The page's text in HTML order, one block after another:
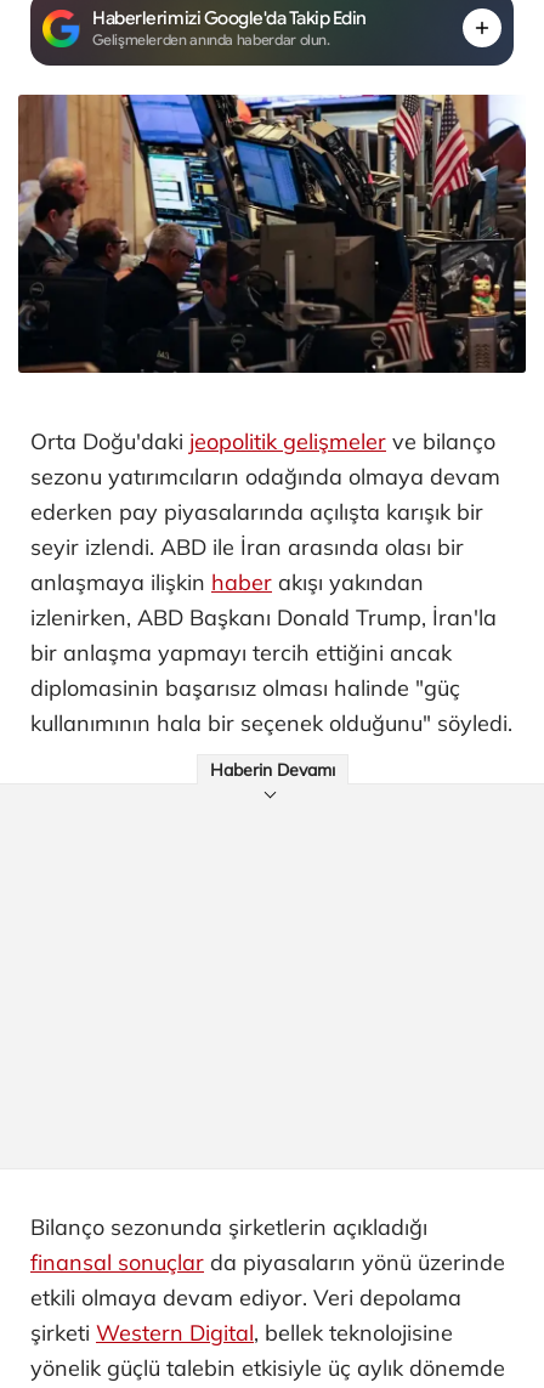
Haberlerimizi Google'da Takip Edin
Gelişmelerden anında haberdar olun.
Orta Doğu'daki jeopolitik gelişmeler ve bilanço
sezonu yatırımcıların odağında olmaya devam
ederken pay piyasalarında açılışta karışık bir
seyir izlendi. ABD ile İran arasında olası bir
anlaşmaya ilişkin haber akışı yakından
izlenirken, ABD Başkanı Donald Trump, İran'la
bir anlaşma yapmayı tercih ettiğini ancak
diplomasinin başarısız olması halinde "güç
kullanımının hala bir seçenek olduğunu" söyledi.
Haberin Devamı
Bilanço sezonunda şirketlerin açıkladığı
finansal sonuçlar da piyasaların yönü üzerinde
etkili olmaya devam ediyor. Veri depolama
şirketi Western Digital, bellek teknolojisine
yönelik güçlü talebin etkisiyle üç aylık dönemde